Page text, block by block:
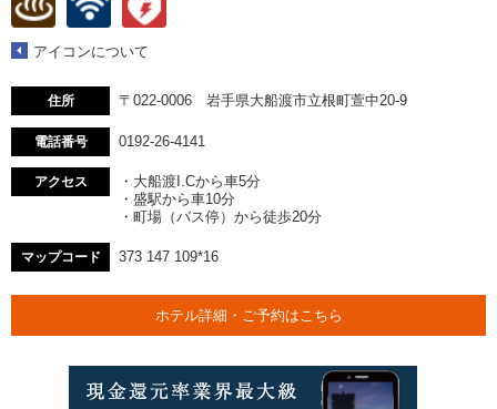
アイコンについて
住所 〒022-0006 岩手県大船渡市立根町萱中20-9
電話番号 0192-26-4141
アクセス
・大船渡I.Cから車5分
・盛駅から車10分
・町場（バス停）から徒歩20分
マップコード 373 147 109*16
ホテル詳細・ご予約はこちら